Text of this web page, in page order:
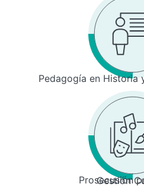
Pedagogía en Historia
Prosecusión
Gestión